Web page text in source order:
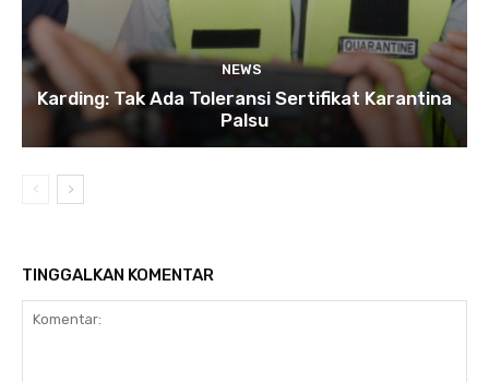
NEWS
Karding: Tak Ada Toleransi Sertifikat Karantina
Palsu
TINGGALKAN KOMENTAR